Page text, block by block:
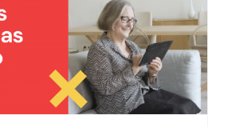
más leídas de
año 2021